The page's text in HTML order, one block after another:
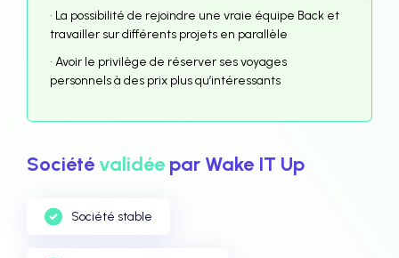
• La possibilité de rejoindre une vraie équipe Back et
travailler sur différents projets en parallèle
• Avoir le privilège de réserver ses voyages
personnels à des prix plus qu’intéressants
Sociétévalidée par Wake IT Up
Société stable